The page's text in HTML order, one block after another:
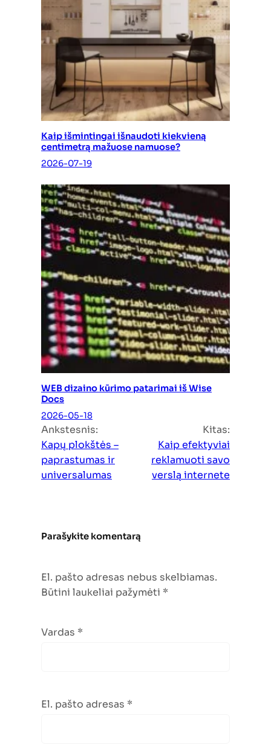
Kaip išmintingai išnaudoti kiekvieną
centimetrą mažuose namuose?
2026-07-19
WEB dizaino kūrimo patarimai iš Wise
Docs
2026-05-18
Ankstesnis:
Kapų plokštės –
paprastumas ir
universalumas
Kitas:
Kaip efektyviai
reklamuoti savo
verslą internete
Parašykite komentarą
El. pašto adresas nebus skelbiamas.
Būtini laukeliai pažymėti *
Vardas *
El. pašto adresas *